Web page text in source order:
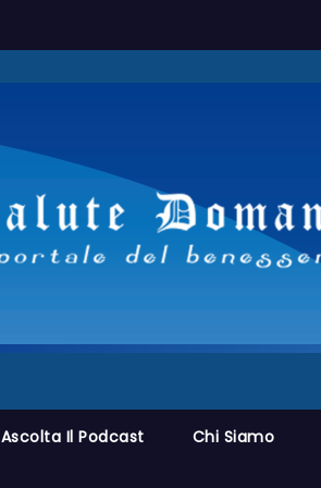
Ascolta Il Podcast Chi Siamo